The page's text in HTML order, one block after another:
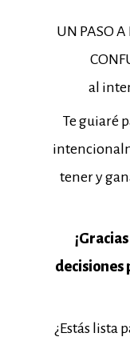
UN PASO A
al
Te guiaré
tener y
decisiones
¿Estás lista